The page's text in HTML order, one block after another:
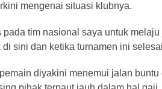
mengenai situasi klubnya.
pada tim nasional saya untuk
di sini dan ketika turnamen ini
diyakini menemui jalan